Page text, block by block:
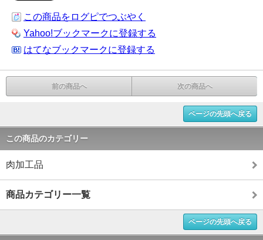
この商品をログピでつぶやく
Yahoo!ブックマークに登録する
はてなブックマークに登録する
前の商品へ 次の商品へ
ページの先頭へ戻る
この商品のカテゴリー
肉加工品
商品カテゴリー一覧
ページの先頭へ戻る